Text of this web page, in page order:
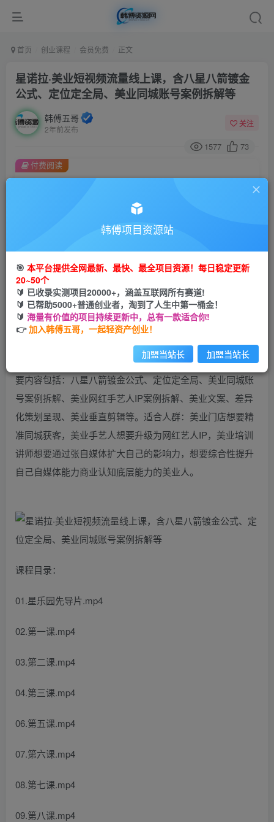
首页 创业课程 会员免费 正文
星诺拉·美业短视频流量线上课，含八星八箭镀金
公式、定位定全局、美业同城账号案例拆解等
韩傅五哥
2年前发布
关注
1577 73
金币9.9金币99
立即购买
您当前未登录！建议登陆后购买，可保存购买订单
付费阅读
课程介绍：
课程来自星诺拉的美业短视频流量线上课，价值3980元。主
要内容包括：八星八箭镀金公式、定位定全局、美业同城账
号案例拆解、美业网红手艺人IP案例拆解、美业文案、差异
化策划呈现、美业垂直剪辑等。适合人群：美业门店想要精
准同城获客，美业手艺人想要升级为网红艺人IP，美业培训
讲师想要通过张自媒体扩大自己的影响力，想要综合性提升
自己自媒体能力商业认知底层能力的美业人。
课程目录：
01.星乐园先导片.mp4
02.第一课.mp4
03.第二课.mp4
04.第三课.mp4
06.第五课.mp4
07.第六课.mp4
08.第七课.mp4
09.第八课.mp4
韩傅项目资源站
🎯 本平台提供全网最新、最快、最全项目资源！每日稳定更新
20~50个
🔰 已收录实测项目20000+，涵盖互联网所有赛道!
🔰 已帮助5000+普通创业者，淘到了人生中第一桶金！
🔰 海量有价值的项目持续更新中，总有一款适合你!
👉加入韩傅五哥，一起轻资产创业！
加盟当站长 加盟当站长